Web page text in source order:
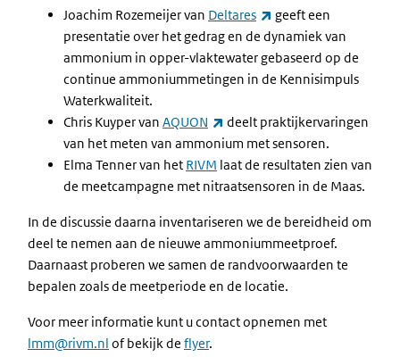
Joachim Rozemeijer van Deltares (externe link)
geeft een
presentatie over het gedrag en de dynamiek van
ammonium in opper-vlaktewater gebaseerd op de
continue ammoniummetingen in de Kennisimpuls
Waterkwaliteit.
Chris Kuyper van AQUON (externe link)
deelt praktijkervaringen
van het meten van ammonium met sensoren.
Elma Tenner van het RIVM laat de resultaten zien van
de meetcampagne met nitraatsensoren in de Maas.
In de discussie daarna inventariseren we de bereidheid om
deel te nemen aan de nieuwe ammoniummeetproef.
Daarnaast proberen we samen de randvoorwaarden te
bepalen zoals de meetperiode en de locatie.
Voor meer informatie kunt u contact opnemen met
lmm@rivm.nl of bekijk de flyer.